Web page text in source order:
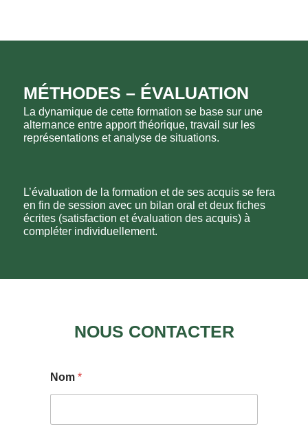
MÉTHODES – ÉVALUATION
La dynamique de cette formation se base sur une
alternance entre apport théorique, travail sur les
représentations et analyse de situations.
L’évaluation de la formation et de ses acquis se fera
en fin de session avec un bilan oral et deux fiches
écrites (satisfaction et évaluation des acquis) à
compléter individuellement.
NOUS CONTACTER
Nom *